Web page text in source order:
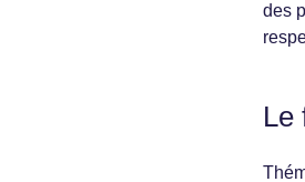
des
Le